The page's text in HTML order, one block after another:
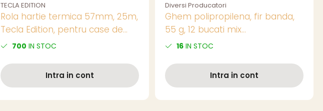
TECLA EDITION
Rola hartie termica 57mm, 25m,
Tecla Edition, pentru case de
marcat
700 IN STOC
Intra in cont
Diversi Producatori
Ghem polipropilena, fir banda,
55 g, 12 bucati mix
culori/set,pret/buc
16 IN STOC
Intra in cont